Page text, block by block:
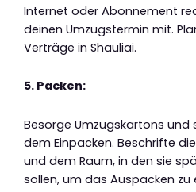
Internet oder Abonnement
deinen Umzugstermin mit.
Verträge in Shauliai.
5. Packen:
Besorge Umzugskartons
dem Einpacken. Beschrifte
und dem Raum, in den sie
sollen, um das Auspacken zu